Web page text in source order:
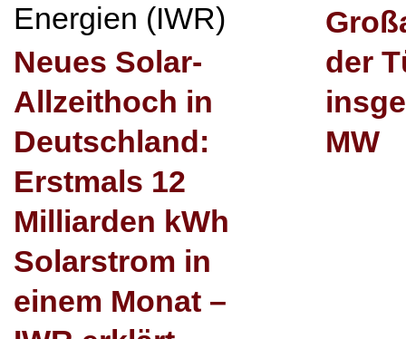
Energien (IWR)
Neues Solar-
Allzeithoch in
Deutschland:
Erstmals 12
Milliarden kWh
Solarstrom in
einem Monat –
der
MW